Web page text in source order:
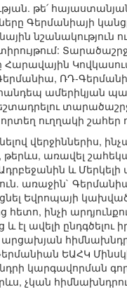
թե՛
Գերմանիայի
նշանակություն
Հարավային
ՌԴ-
ամերիկյան
ուղղակի շահեր
վերջիններիս,
թերևս, առավել
և Մերկելի
առաջին`
Եվրոպայի
ինչի
էլ ավելի
արցախյան
ԵԱՀԿ
կարգավորման
չկան